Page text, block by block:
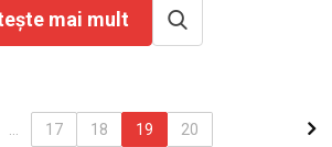
mai mult
17 18 19 20